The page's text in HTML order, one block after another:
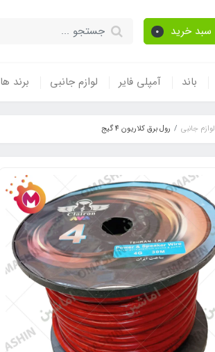
سبد خرید 0
باند آمپلی فایر لوازم جانبی برند ها
لوازم جانبی رول برق کلاریون 4 گیج